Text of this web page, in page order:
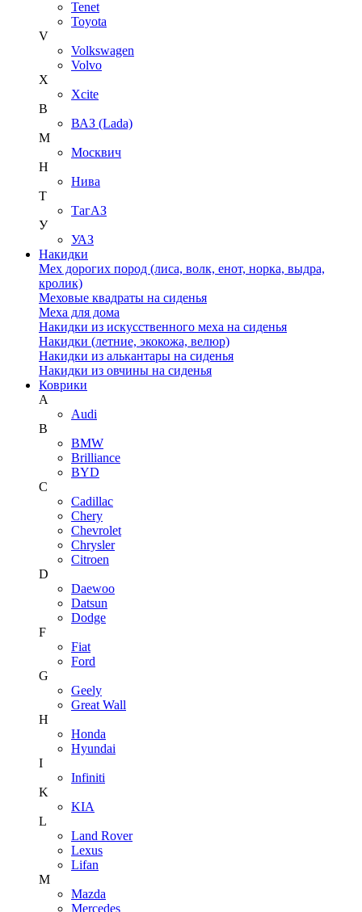
Tenet
Toyota
V
Volkswagen
Volvo
X
Xcite
В
ВАЗ (Lada)
М
Москвич
Н
Нива
Т
ТагАЗ
У
УАЗ
Накидки
Мех дорогих пород (лиса, волк, енот, норка, выдра,
кролик)
Меховые квадраты на сиденья
Меха для дома
Накидки из искусственного меха на сиденья
Накидки (летние, экокожа, велюр)
Накидки из алькантары на сиденья
Накидки из овчины на сиденья
Коврики
A
Audi
B
BMW
Brilliance
BYD
C
Cadillac
Chery
Chevrolet
Chrysler
Citroen
D
Daewoo
Datsun
Dodge
F
Fiat
Ford
G
Geely
Great Wall
H
Honda
Hyundai
I
Infiniti
K
KIA
L
Land Rover
Lexus
Lifan
M
Mazda
Mercedes